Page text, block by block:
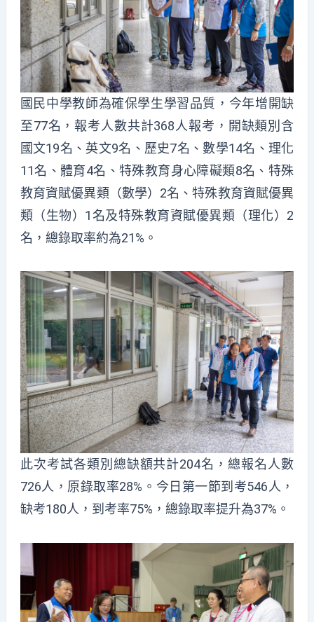
國民中學教師為確保學生學習品質，今年增開缺
至77名，報考人數共計368人報考，開缺類別含
國文19名、英文9名、歷史7名、數學14名、理化
11名、體育4名、特殊教育身心障礙類8名、特殊
教育資賦優異類（數學）2名、特殊教育資賦優異
類（生物）1名及特殊教育資賦優異類（理化）2
名，總錄取率約為21%。
此次考試各類別總缺額共計204名，總報名人數
726人，原錄取率28%。今日第一節到考546人，
缺考180人，到考率75%，總錄取率提升為37%。